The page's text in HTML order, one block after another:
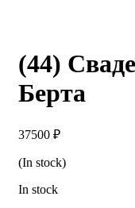
(44)
Берта
37500 ₽
(In stock)
In stock